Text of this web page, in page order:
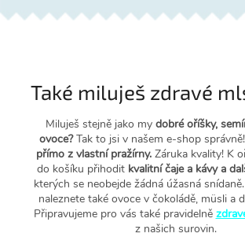
Také miluješ zdravé
Miluješ stejně jako my dobré oříšky,
ovoce?Tak to jsi v našem e-shop
přímo z vlastní pražírny. Záruka kvality! K
do košíku přihodit kvalitní čaje a kávy a
kterých se neobejde žádná úžasná
naleznete také ovoce v čokoládě, müsli a
Připravujeme pro vás také pravidelně
z našich surovin.